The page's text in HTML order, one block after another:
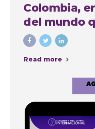
Colombia,
del mundo
cirugías
Read more